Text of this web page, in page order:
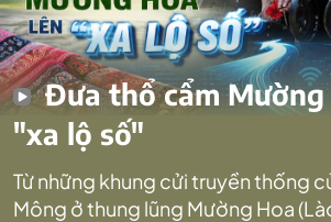
Đưa thổ cẩm Mường
"xa lộ số"
Từ những khung cửi truyền thống
Mông ở thung lũng Mường Hoa